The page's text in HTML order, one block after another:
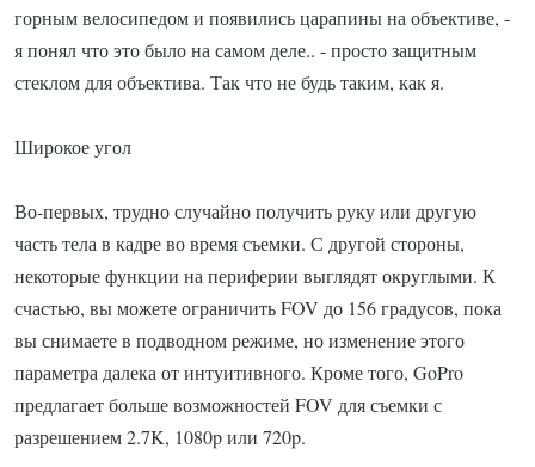
горным велосипедом и появились царапины на объективе, -
я понял что это было на самом деле.. - просто защитным
стеклом для объектива. Так что не будь таким, как я.
Широкое угол
Во-первых, трудно случайно получить руку или другую
часть тела в кадре во время съемки. С другой стороны,
некоторые функции на периферии выглядят округлыми. К
счастью, вы можете ограничить FOV до 156 градусов, пока
вы снимаете в подводном режиме, но изменение этого
параметра далека от интуитивного. Кроме того, GoPro
предлагает больше возможностей FOV для съемки с
разрешением 2.7K, 1080p или 720p.